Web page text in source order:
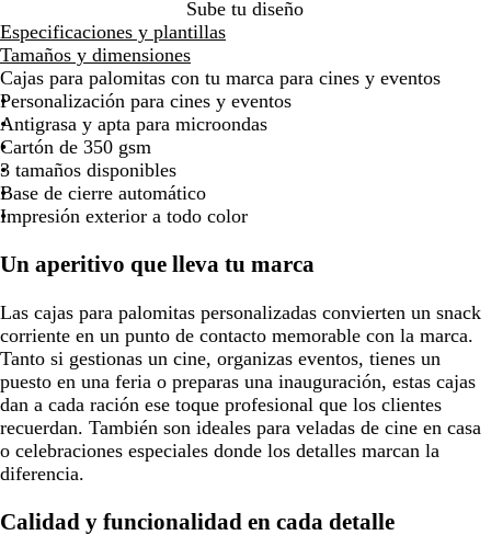
por
la
imagen
por
la
imagen
la
imagen
por
la
imagen
por
por
imagen
imagen
Sube tu diseño
Especificaciones y plantillas
Tamaños y dimensiones
Cajas para palomitas con tu marca para cines y eventos
Personalización para cines y eventos
Antigrasa y apta para microondas
Cartón de 350 gsm
3 tamaños disponibles
Base de cierre automático
Impresión exterior a todo color
Un aperitivo que lleva tu marca
Las cajas para palomitas personalizadas convierten un snack
corriente en un punto de contacto memorable con la marca.
Tanto si gestionas un cine, organizas eventos, tienes un
puesto en una feria o preparas una inauguración, estas cajas
dan a cada ración ese toque profesional que los clientes
recuerdan. También son ideales para veladas de cine en casa
o celebraciones especiales donde los detalles marcan la
diferencia.
Calidad y funcionalidad en cada detalle